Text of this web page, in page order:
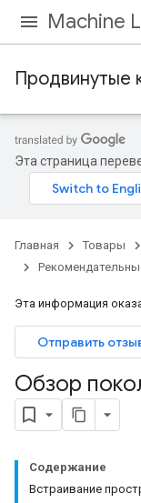
Machine
Продвинутые
Эта страница
Главная Товары
Эта информация
Отправить
Обзор
Содержание
Встраивание